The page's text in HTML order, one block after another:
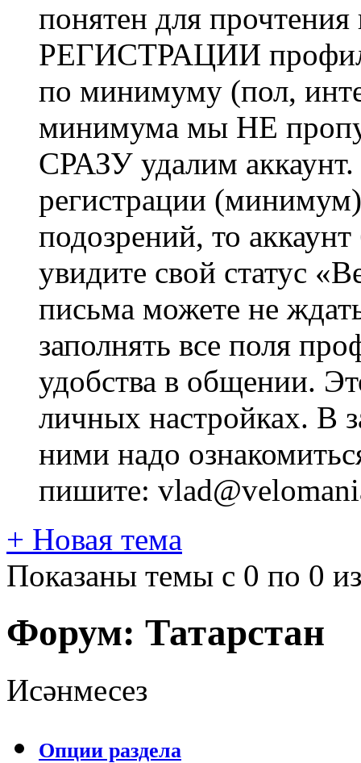
понятен для
РЕГИСТРАЦИИ профиль
по минимуму (пол,
минимума мы НЕ
СРАЗУ удалим
регистрации
подозрений, то
увидите свой статус
письма можете не
заполнять все поля
удобства в общении.
личных настройках. В
ними надо
пишите:
+ Новая тема
Показаны темы с 0 по 0
Форум: Татарстан
Исәнмесез
Опции раздела